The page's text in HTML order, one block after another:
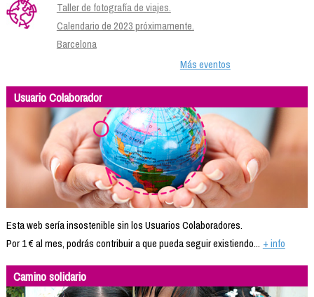
Taller de fotografía de viajes.
Calendario de 2023 próximamente.
Barcelona
Más eventos
Usuario Colaborador
Esta web sería insostenible sin los Usuarios Colaboradores.
Por 1 € al mes, podrás contribuir a que pueda seguir existiendo... + info
Camino solidario